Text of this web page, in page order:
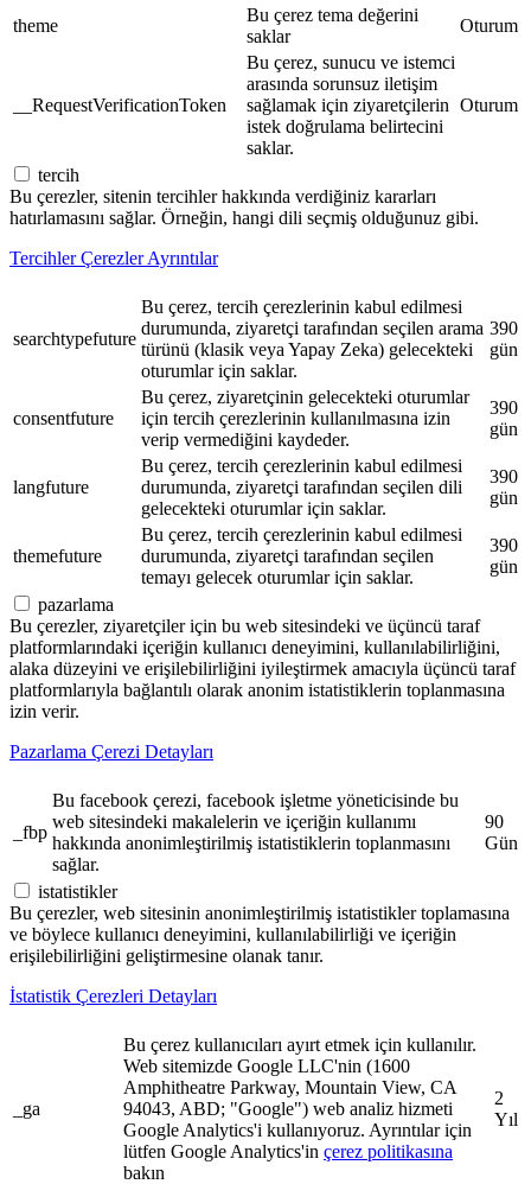
theme
Bu çerez tema değerini
saklar
Oturum
__RequestVerificationToken
Bu çerez, sunucu ve istemci
arasında sorunsuz iletişim
sağlamak için ziyaretçilerin
istek doğrulama belirtecini
saklar.
Oturum
tercih
Bu çerezler, sitenin tercihler hakkında verdiğiniz kararları
hatırlamasını sağlar. Örneğin, hangi dili seçmiş olduğunuz gibi.
Tercihler Çerezler Ayrıntılar
searchtypefuture
Bu çerez, tercih çerezlerinin kabul edilmesi
durumunda, ziyaretçi tarafından seçilen arama
türünü (klasik veya Yapay Zeka) gelecekteki
oturumlar için saklar.
390
gün
consentfuture
Bu çerez, ziyaretçinin gelecekteki oturumlar
için tercih çerezlerinin kullanılmasına izin
verip vermediğini kaydeder.
390
gün
langfuture
Bu çerez, tercih çerezlerinin kabul edilmesi
durumunda, ziyaretçi tarafından seçilen dili
gelecekteki oturumlar için saklar.
390
gün
themefuture
Bu çerez, tercih çerezlerinin kabul edilmesi
durumunda, ziyaretçi tarafından seçilen
temayı gelecek oturumlar için saklar.
390
gün
pazarlama
Bu çerezler, ziyaretçiler için bu web sitesindeki ve üçüncü taraf
platformlarındaki içeriğin kullanıcı deneyimini, kullanılabilirliğini,
alaka düzeyini ve erişilebilirliğini iyileştirmek amacıyla üçüncü taraf
platformlarıyla bağlantılı olarak anonim istatistiklerin toplanmasına
izin verir.
Pazarlama Çerezi Detayları
_fbp
Bu facebook çerezi, facebook işletme yöneticisinde bu
web sitesindeki makalelerin ve içeriğin kullanımı
hakkında anonimleştirilmiş istatistiklerin toplanmasını
sağlar.
90
Gün
istatistikler
Bu çerezler, web sitesinin anonimleştirilmiş istatistikler toplamasına
ve böylece kullanıcı deneyimini, kullanılabilirliği ve içeriğin
erişilebilirliğini geliştirmesine olanak tanır.
İstatistik Çerezleri Detayları
_ga
Bu çerez kullanıcıları ayırt etmek için kullanılır.
Web sitemizde Google LLC'nin (1600
Amphitheatre Parkway, Mountain View, CA
94043, ABD; "Google") web analiz hizmeti
Google Analytics'i kullanıyoruz. Ayrıntılar için
lütfen Google Analytics'in çerez politikasına
bakın
2
Yıl